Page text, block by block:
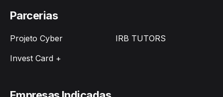
Parcerias
Projeto Cyber
IRB TUTORS
Invest Card +